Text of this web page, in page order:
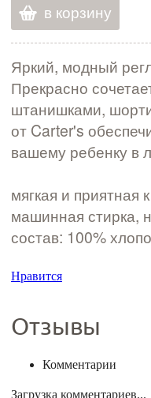
в корзину
Яркий, модный
Прекрасно
штанишками,
от Carter's
вашему ребенку в
мягкая и приятная
машинная стирка,
состав: 100%
Нравится
Отзывы
Комментарии
Загрузка комментариев...